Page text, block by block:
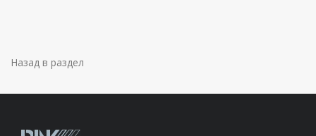
Назад в раздел